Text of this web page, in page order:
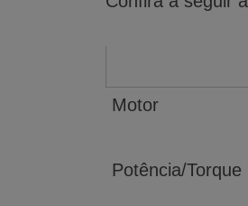
Motor
Potência/Torque